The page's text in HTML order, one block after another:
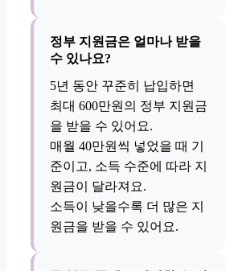
정부 지원금은 얼마나 받을
수 있나요?
5년 동안 꾸준히 납입하면
최대 600만원의 정부 지원금
을 받을 수 있어요.
매월 40만원씩 넣었을 때 기
준이고, 소득 수준에 따라 지
원금이 달라져요.
소득이 낮을수록 더 많은 지
원금을 받을 수 있어요.